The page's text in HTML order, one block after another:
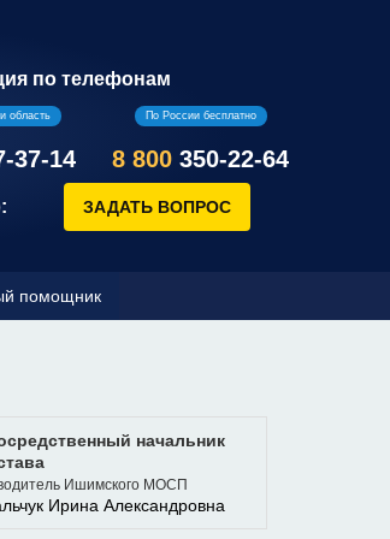
по телефонам
область
37-14
По России бесплатно
8 800 350-22-64
помощник
начальник
Ишимского МОСП
Ирина Александровна